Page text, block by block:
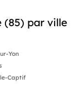
(85) par ville
Yon
Captif